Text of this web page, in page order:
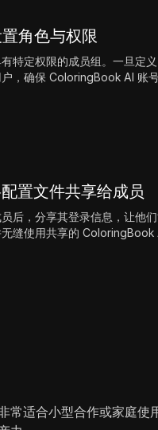
角色与权限
特定权限的成员组。一旦定
，确保 ColoringBook AI 账号
置文件共享给成员
后，分享其登录信息，让他
缝使用共享的 ColoringBook
适合小型合作或家庭